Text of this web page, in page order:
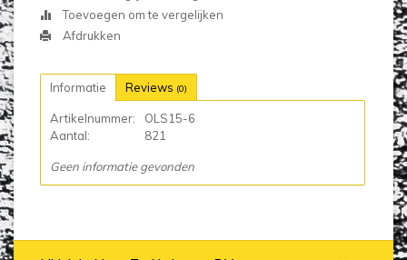
Toevoegen om te vergelijken
Afdrukken
Informatie Reviews (0)
Artikelnummer:
OLS15-6
Aantal:
821
Geen informatie gevonden